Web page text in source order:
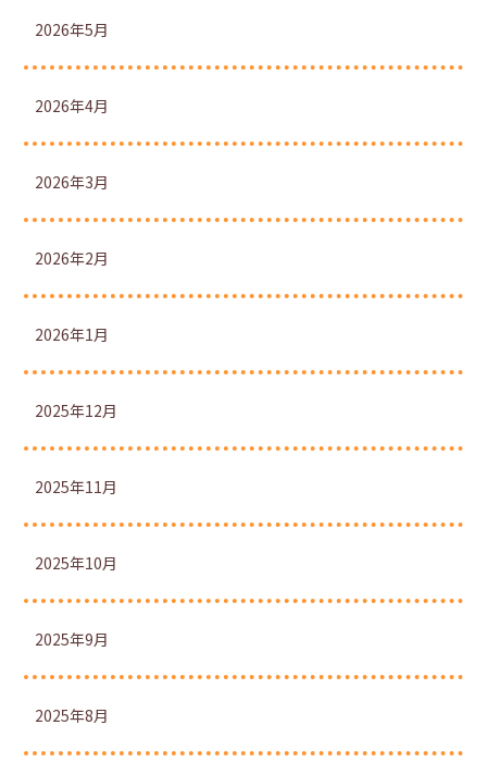
2026年5月
2026年4月
2026年3月
2026年2月
2026年1月
2025年12月
2025年11月
2025年10月
2025年9月
2025年8月